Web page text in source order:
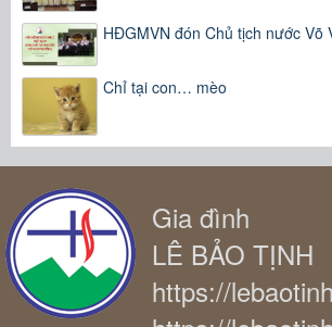
HĐGMVN đón Chủ tịch nước Võ
Chỉ tại con… mèo
Gia đình
LÊ BẢO TỊNH
https://